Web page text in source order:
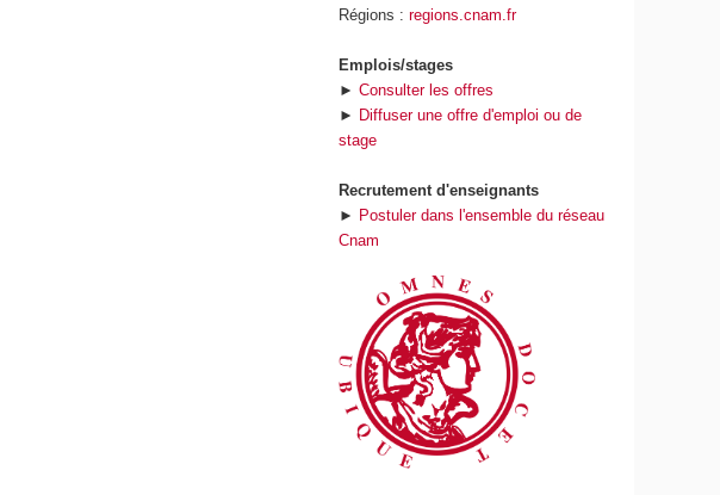
Régions :regions.cnam.fr
Emplois/stages
►Consulter les offres
► Diffuser une offre d'emploi ou de
stage
Recrutement d'enseignants
► Postuler dans l'ensemble du réseau
Cnam